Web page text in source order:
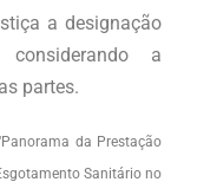
a designação
a
partes.
da Prestação
Sanitário no